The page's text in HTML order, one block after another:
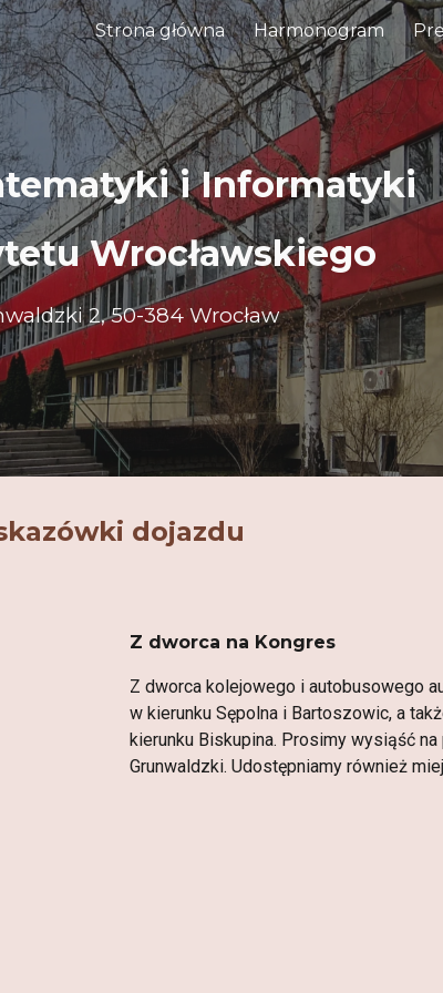
Skip to navigation
Strona główna Harmonogram
i Informatyki
Wrocławskiego
2, 50-384 Wrocław
dojazdu
Z dworca na Kongres
Z dworca kolejowego i autobusowego
w kierunku Sępolna i Bartoszowic, a
kierunku Biskupina. Prosimy wysiąść
Grunwaldzki. Udostępniamy również